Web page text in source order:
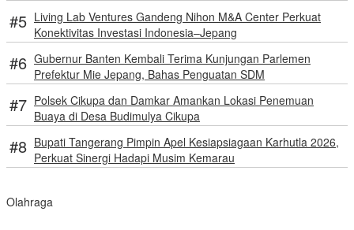
Living Lab Ventures Gandeng Nihon M&A Center Perkuat
Konektivitas Investasi Indonesia–Jepang
Gubernur Banten Kembali Terima Kunjungan Parlemen
Prefektur Mie Jepang, Bahas Penguatan SDM
Polsek Cikupa dan Damkar Amankan Lokasi Penemuan
Buaya di Desa Budimulya Cikupa
Bupati Tangerang Pimpin Apel Kesiapsiagaan Karhutla 2026,
Perkuat Sinergi Hadapi Musim Kemarau
Olahraga